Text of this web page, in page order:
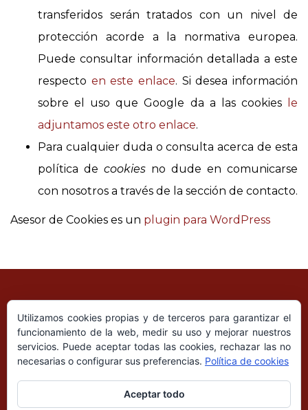
transferidos serán tratados con un nivel de
protección acorde a la normativa europea.
Puede consultar información detallada a este
respecto en este enlace. Si desea información
sobre el uso que Google da a las cookies
le
adjuntamos este otro enlace.
Para cualquier duda o consulta acerca de esta
política de cookies no dude en comunicarse
con nosotros a través de la sección de contacto.
Asesor de Cookies es un plugin para WordPress
Utilizamos cookies propias y de terceros para garantizar el
funcionamiento de la web, medir su uso y mejorar nuestros
servicios. Puede aceptar todas las cookies, rechazar las no
necesarias o configurar sus preferencias. Política de cookies
Aceptar todo